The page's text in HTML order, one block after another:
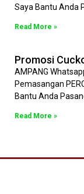
Saya Bantu Anda
Read More »
Promosi
AMPANG
Pemasangan
Bantu Anda
Read More »